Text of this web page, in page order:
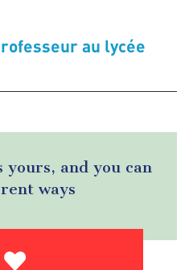
au lycée
yours, and you can
ways